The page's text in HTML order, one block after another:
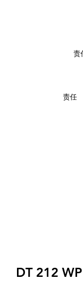
责任
责
DT 212 WP